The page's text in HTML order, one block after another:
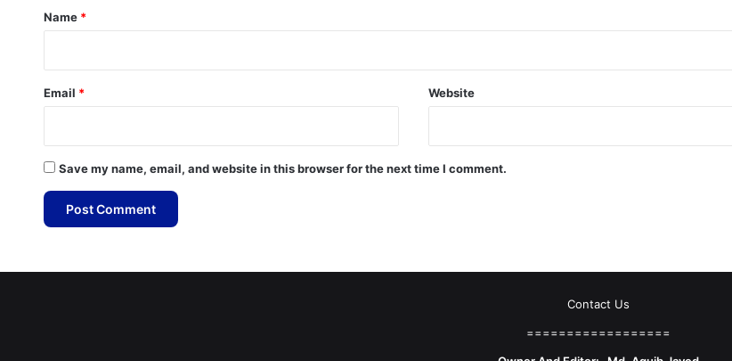
*
Name *
Email * Website
Save my name, email, and website in this browser for the next time I comment.
Contact Us
==================